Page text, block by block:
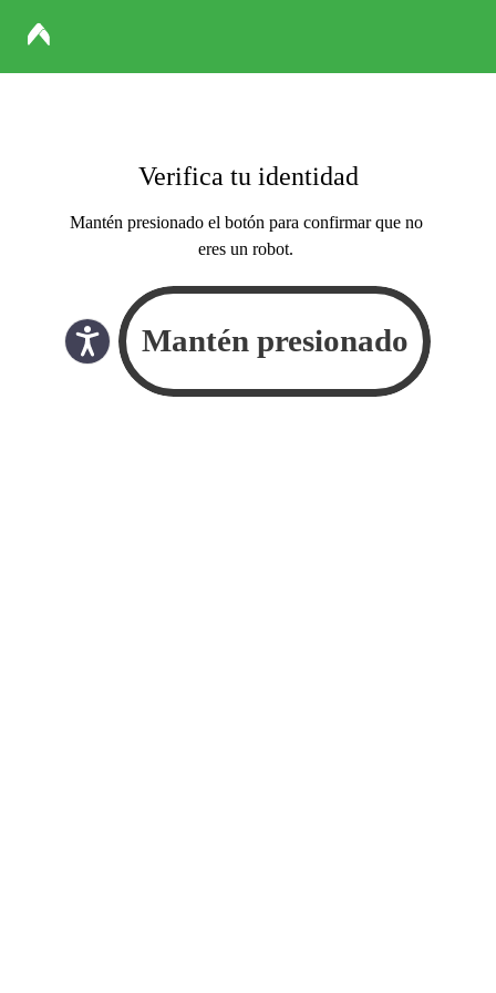
Verifica tu identidad
Mantén presionado el botón para confirmar que no
eres un robot.